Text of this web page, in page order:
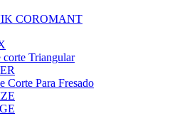
COROMANT
corte Triangular
Corte Para Fresado